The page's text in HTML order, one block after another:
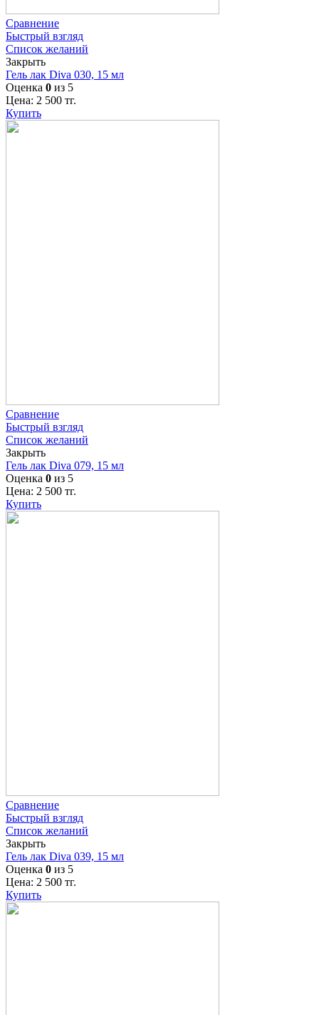
Сравнение
Быстрый взгляд
Список желаний
Закрыть
Гель лак Diva 030, 15 мл
Оценка 0 из 5
Цена: 2 500 тг.
Купить
Сравнение
Быстрый взгляд
Список желаний
Закрыть
Гель лак Diva 079, 15 мл
Оценка 0 из 5
Цена: 2 500 тг.
Купить
Сравнение
Быстрый взгляд
Список желаний
Закрыть
Гель лак Diva 039, 15 мл
Оценка 0 из 5
Цена: 2 500 тг.
Купить